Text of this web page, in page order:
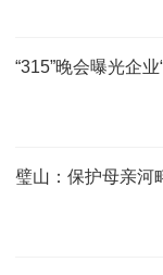
“315”晚会曝光企
璧山：保护母亲河